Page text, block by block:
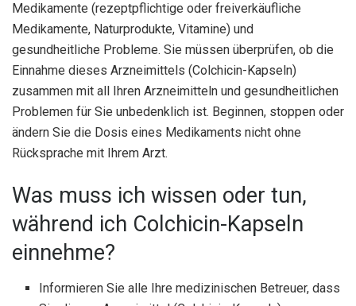
Medikamente (rezeptpflichtige oder freiverkäufliche
Medikamente, Naturprodukte, Vitamine) und
gesundheitliche Probleme. Sie müssen überprüfen, ob die
Einnahme dieses Arzneimittels (Colchicin-Kapseln)
zusammen mit all Ihren Arzneimitteln und gesundheitlichen
Problemen für Sie unbedenklich ist. Beginnen, stoppen oder
ändern Sie die Dosis eines Medikaments nicht ohne
Rücksprache mit Ihrem Arzt.
Was muss ich wissen oder tun,
während ich Colchicin-Kapseln
einnehme?
Informieren Sie alle Ihre medizinischen Betreuer, dass